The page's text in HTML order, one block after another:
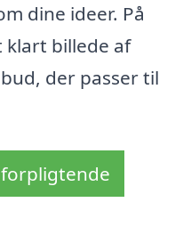
dine ideer. På
klart billede af
der passer til